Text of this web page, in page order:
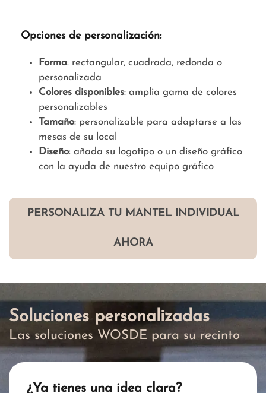
Opciones de personalización:
Forma: rectangular, cuadrada, redonda o
personalizada
Colores disponibles: amplia gama de colores
personalizables
Tamaño: personalizable para adaptarse a las
mesas de su local
Diseño: añada su logotipo o un diseño gráfico
con la ayuda de nuestro equipo gráfico
PERSONALIZA TU MANTEL INDIVIDUAL
AHORA
Soluciones personalizadas
Las soluciones WOSDE para su recinto
¿Ya tienes una idea clara?